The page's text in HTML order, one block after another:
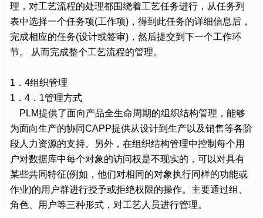
理，对工艺流程的处理都围绕着工艺任务进行，从任务列
表中选择一个任务项(工作项)，得到此任务的详细信息后，
完成相应的任务(设计或签审)，然后提交到下一个工作环
节。 从而完成整个工艺流程的管理。
1．4组织管理
1．4．1管理方式
PLM提供了面向产品全生命周期的组织结构管理，能够
为面向生产的协同CAPP提供从设计到生产以及销售等各阶
段人力资源的支持。另外，在组织结构管理中控制每个用
户对数据库中每个对象的访问权是不现实的，可以对具有
某些共同特征(例如，他们对相同的对象执行同样的功能或
作业)的用户群进行授予或拒绝权限的操作。主要通过组、
角色、用户等三种形式，对工艺人员进行管理。